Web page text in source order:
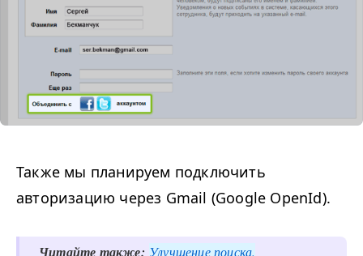
Также мы планируем подключить
авторизацию через Gmail (Google OpenId).
Читайте также: Улучшение поиска.